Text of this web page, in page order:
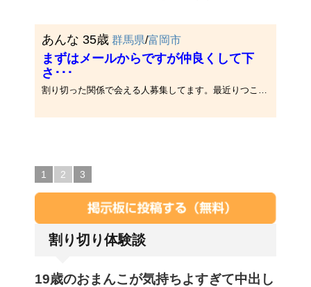
あんな 35歳 群馬県/富岡市
まずはメールからですが仲良くして下
さ･･･
割り切った関係で会える人募集してます。最近りつこはHビデオ見たりしだして一人でxxxしながら寝たりしてます…実践でも良いよ！･･･
1 2 3
割り切り体験談
19歳のおまんこが気持ちよすぎて中出し